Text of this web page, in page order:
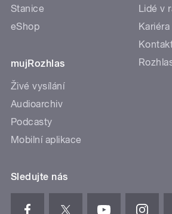
Stanice
eShop
mujRozhlas
Živé vysílání
Audioarchiv
Podcasty
Mobilní aplikace
Lidé v
Kariéra
Sledujte nás